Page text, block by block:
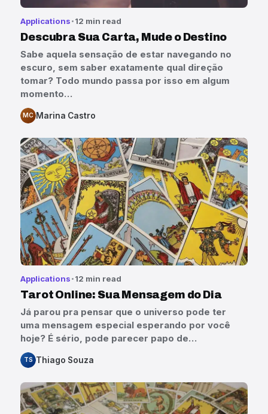
Applications 12 min read
Descubra Sua Carta, Mude o Destino
Sabe aquela sensação de estar navegando no
escuro, sem saber exatamente qual direção
tomar? Todo mundo passa por isso em algum
momento…
MC Marina Castro
Applications 12 min read
Tarot Online: Sua Mensagem do Dia
Já parou pra pensar que o universo pode ter
uma mensagem especial esperando por você
hoje? É sério, pode parecer papo de…
TS Thiago Souza